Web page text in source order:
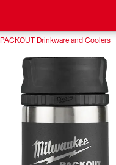
PACKOUT Drinkware and Coolers